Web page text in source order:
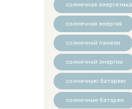
солнечная энергетика
солнечная энергия
солнечной панели
солнечной энергии
солнечную батарею
солнечные батареи